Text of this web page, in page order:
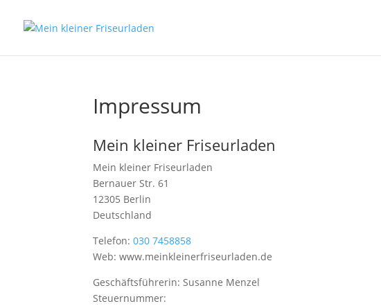
Impressum
Mein kleiner Friseurladen
Mein kleiner Friseurladen
Bernauer Str. 61
12305 Berlin
Deutschland
Telefon:030 7458858
Web: www.meinkleinerfriseurladen.de
Geschäftsführerin: Susanne Menzel
Steuernummer: